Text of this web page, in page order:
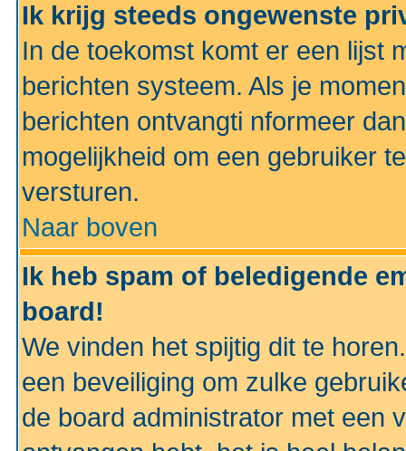
Ik krijg steeds ongewenste
In de toekomst komt er een lijst
berichten systeem. Als je
berichten ontvangti nformeer
mogelijkheid om een gebruiker
versturen.
Naar boven
Ik heb spam of beledigende
board!
We vinden het spijtig dit te
een beveiliging om zulke
de board administrator met een